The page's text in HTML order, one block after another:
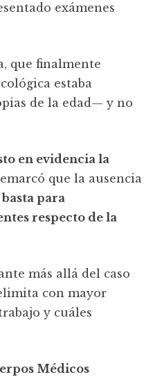
exámenes
que finalmente
estaba
de la edad— y no
en evidencia la
que la ausencia
para
respecto de la
más allá del caso
con mayor
y cuáles
Médicos